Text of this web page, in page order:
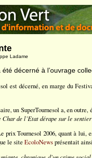
Ladame
décerné à l’ouvrage
est décerné, en marge du
un SuperTournesol a, en
Char de l’Etat dérape sur le
prix Tournesol 2006, quant à lui,
le siteEcoloNewsprésentait